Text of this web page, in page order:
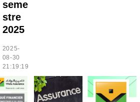
seme
stre
2025
2025-
08-30
21:19:19